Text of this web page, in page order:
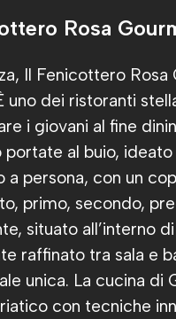
Rosa
Il Fenicottero
uno dei ristoranti
i giovani al fine
al buio,
a persona, con un
primo, secondo,
situato all’interno
raffinato tra sala e
unica. La cucina
con tecniche